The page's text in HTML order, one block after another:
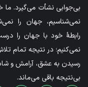
بی‌جوابی نشأت می‌گیرد. ما
نمی‌شناسیم، جهان را
رابطۀ خود با جهان را
نمی‌کنیم؛ در نتیجه تمام
رسیدن به عشق، آرامش و
بی‌نتیجه باقی می‌ماند.